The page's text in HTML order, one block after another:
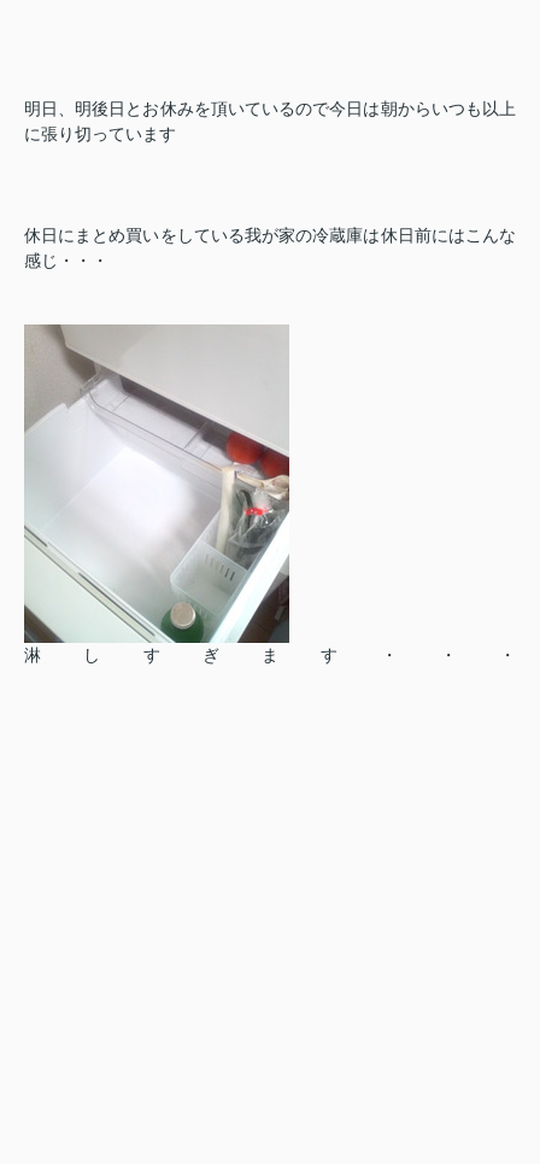
明日、明後日とお休みを頂いているので今日は朝からいつも以上
に張り切っています
休日にまとめ買いをしている我が家の冷蔵庫は休日前にはこんな
感じ・・・
淋しすぎます・・・